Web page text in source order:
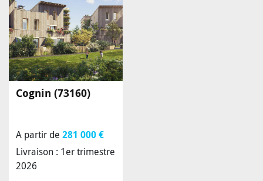
Cognin (73160)
A partir de 281 000 €
Livraison : 1er trimestre
2026